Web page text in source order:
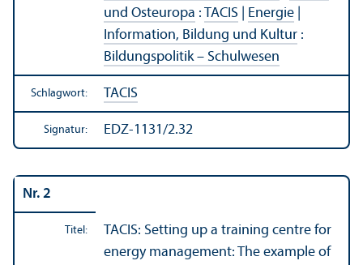
und Osteuropa : TACIS Energie
Information, Bildung und Kultur :
Bildungs­politik – Schulwesen
Schlagwort: TACIS
Signatur: EDZ-1131/2.32
Nr. 2
Titel:
TACIS: Setting up a training centre for
energy management: The example of